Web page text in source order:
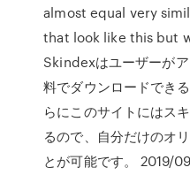
almost equal very
that look like this but
Skindexはユーザーが
料でダウンロードでき
らにこのサイトにはス
るので、自分だけのオ
とが可能です。 2019/